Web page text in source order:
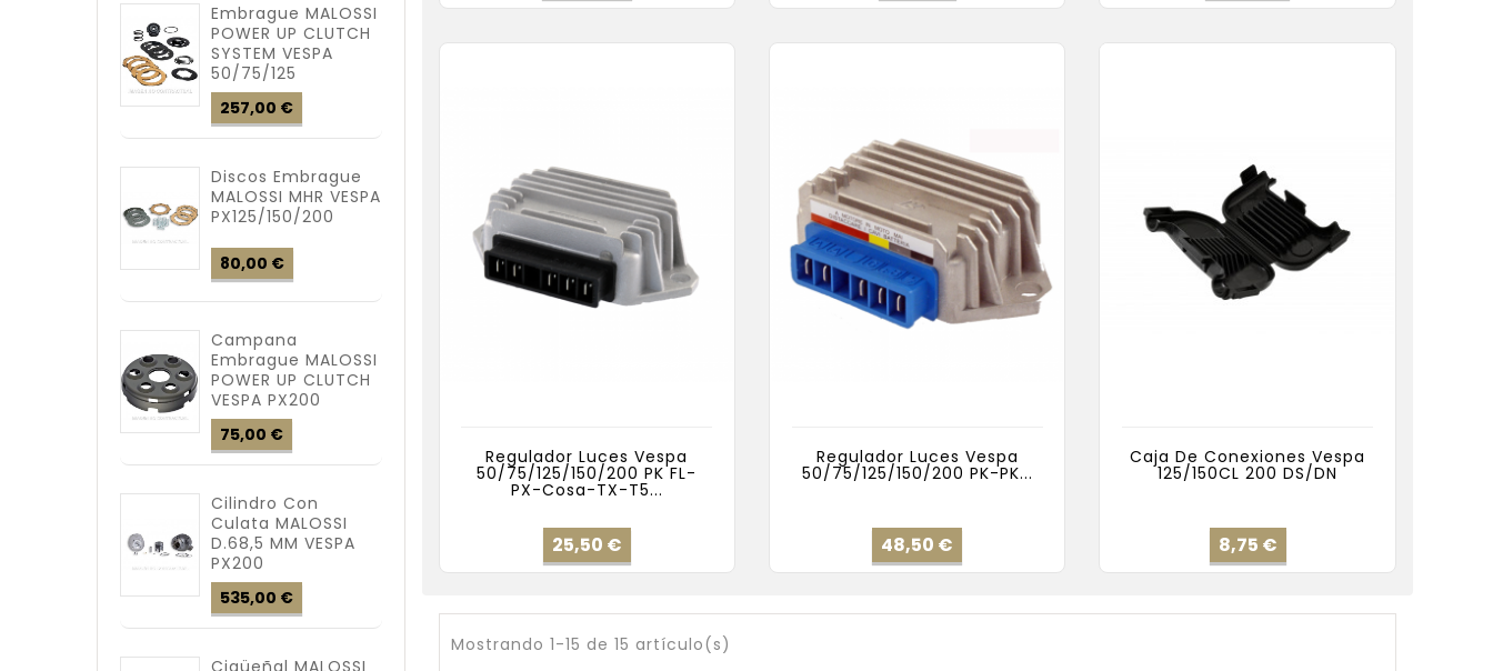
Embrague MALOSSI
POWER UP CLUTCH
SYSTEM VESPA
50/75/125
257,00 €
Discos Embrague
MALOSSI MHR VESPA
PX125/150/200
80,00 €
Campana
Embrague MALOSSI
POWER UP CLUTCH
VESPA PX200
75,00 €
Cilindro Con
Culata MALOSSI
D.68,5 MM VESPA
PX200
535,00 €
Cigüeñal MALOSSI
Regulador Luces Vespa
50/75/125/150/200 PK FL-
PX-Cosa-TX-T5...
25,50 €
Regulador Luces Vespa
50/75/125/150/200 PK-PK...
48,50 €
Caja De Conexiones Vespa
125/150CL 200 DS/DN
8,75 €
Mostrando 1-15 de 15 artículo(s)